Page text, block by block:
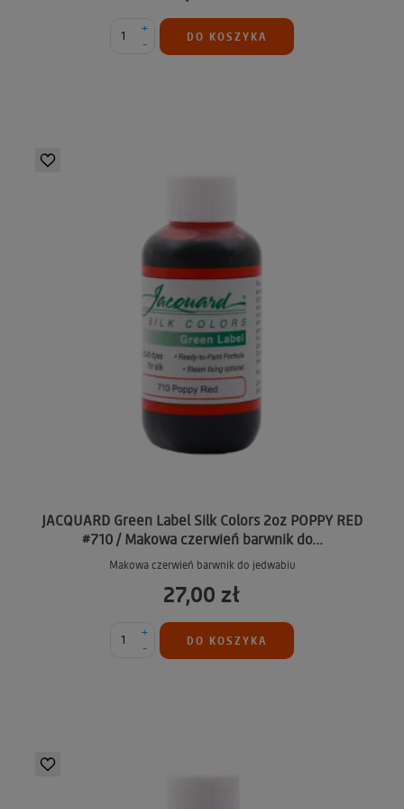
-
+
DO KOSZYKA
JACQUARD Green Label Silk Colors 2oz POPPY RED
#710 / Makowa czerwień barwnik do...
Makowa czerwień barwnik do jedwabiu
27,00 zł
-
+
DO KOSZYKA